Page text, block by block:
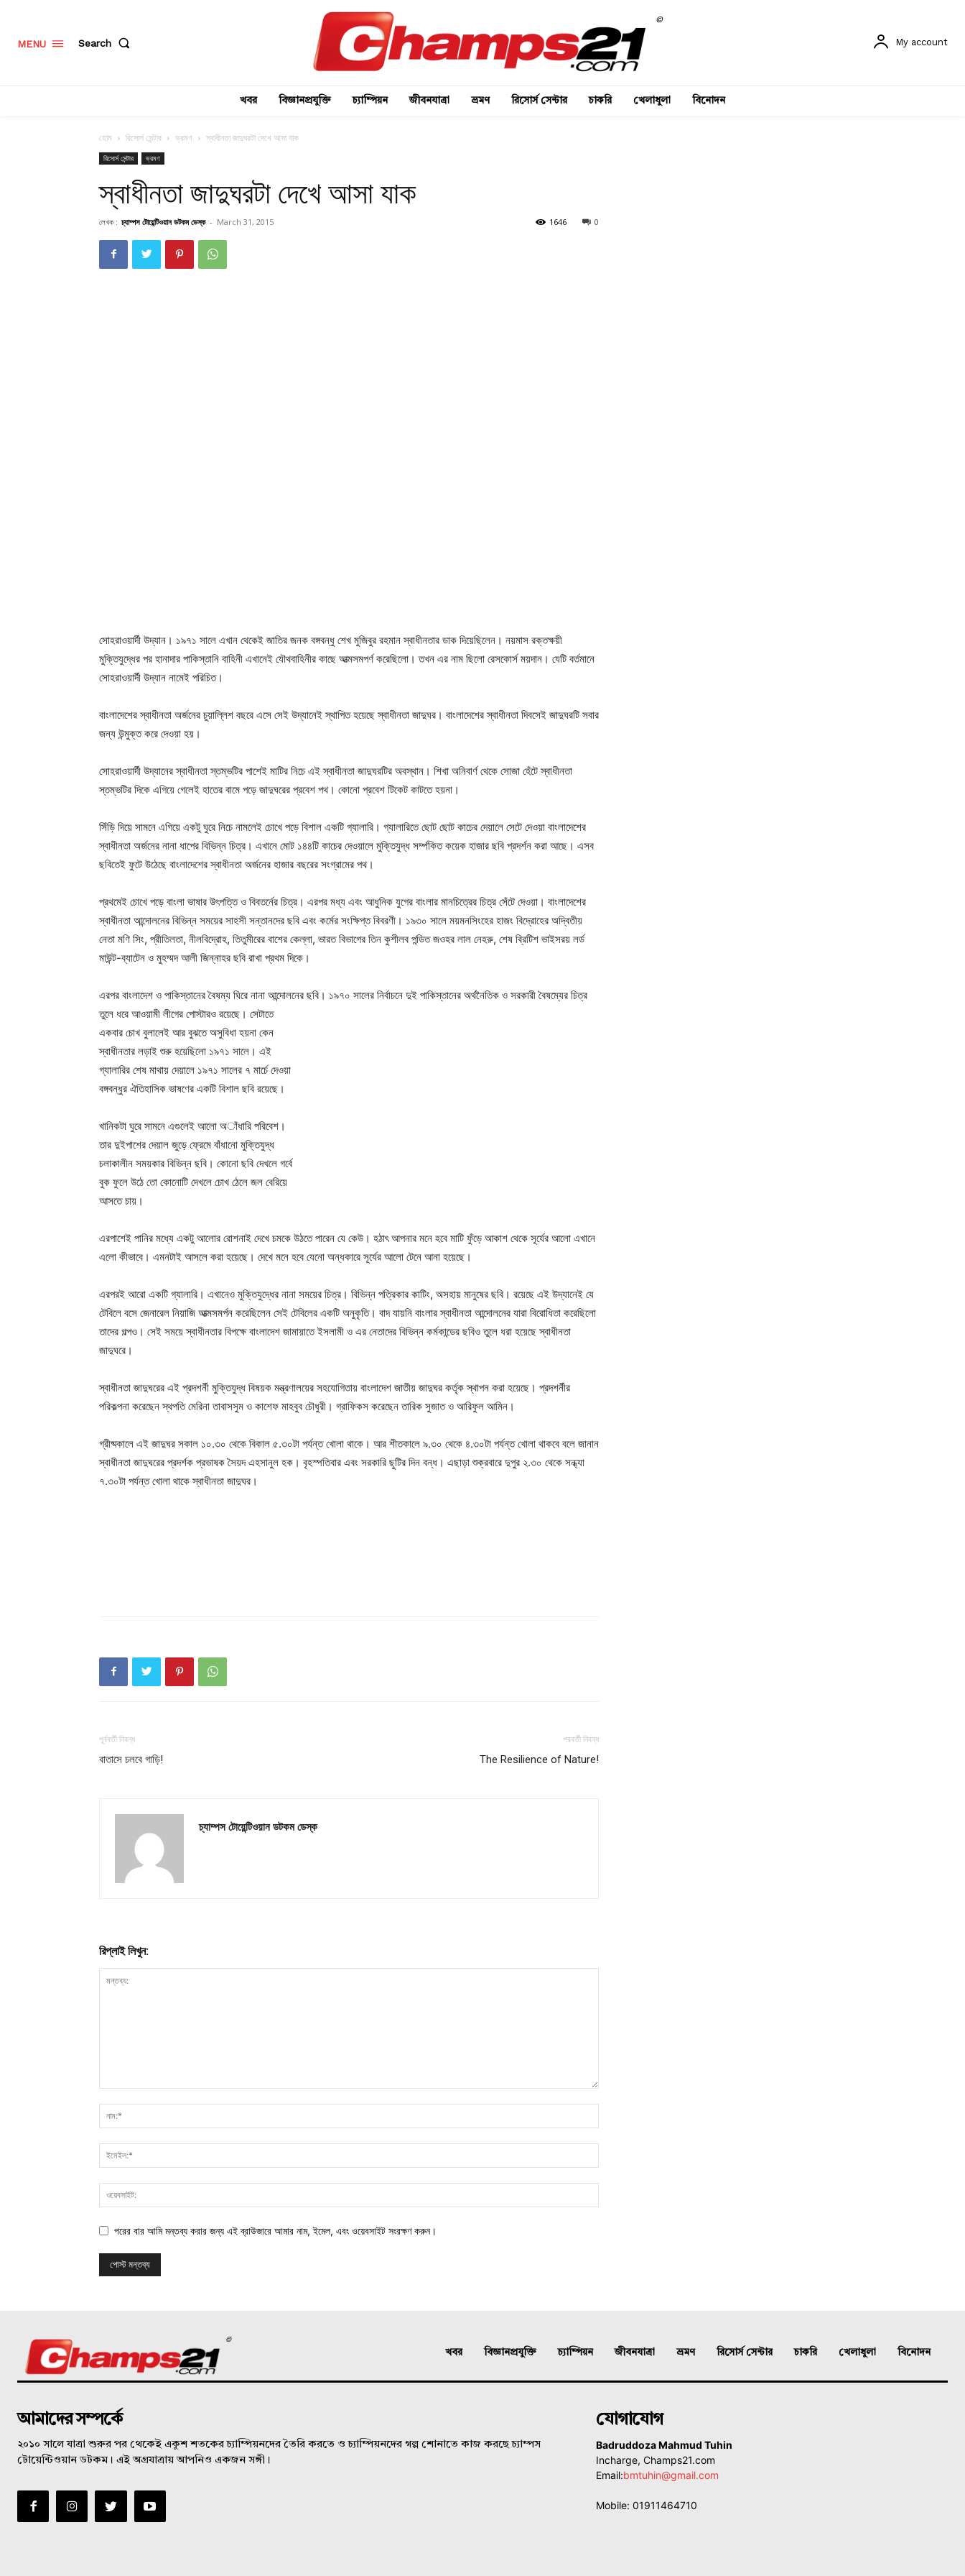
Champs21
Company
About
Contact us
Subscription Plans
MENU Search
©
My account
খবর বিজ্ঞানপ্রযুক্তি চ্যাম্পিয়ন জীবনযাত্রা ভ্রমণ রিসোর্স সেন্টার চাকরি খেলাধুলা বিনোদন
হোম রিসোর্স সেন্টার ভ্রমণ স্বাধীনতা জাদুঘরটা দেখে আসা যাক
রিসোর্স সেন্টার ভ্রমণ
স্বাধীনতা জাদুঘরটা দেখে আসা যাক
লেখক : চ্যাম্পস টোয়েন্টিওয়ান ডটকম ডেস্ক - March 31, 2015 0
1646
সোহরাওয়ার্দী উদ্যান। ১৯৭১ সালে এখান থেকেই জাতির জনক বঙ্গবন্ধু শেখ মুজিবুর রহমান স্বাধীনতার ডাক দিয়েছিলেন। নয়মাস রক্তক্ষয়ী
মুক্তিযুদ্ধের পর হানাদার পাকিস্তানি বাহিনী এখানেই যৌথবাহিনীর কাছে আত্মসমপর্ণ করেছিলো। তখন এর নাম ছিলো রেসকোর্স ময়দান। যেটি বর্তমানে
সোহরাওয়ার্দী উদ্যান নামেই পরিচিত।
বাংলাদেশের স্বাধীনতা অর্জনের চুয়াল্লিশ বছরে এসে সেই উদ্যানেই স্থাপিত হয়েছে স্বাধীনতা জাদুঘর। বাংলাদেশের স্বাধীনতা দিবসেই জাদুঘরটি সবার
জন্য উন্মুক্ত করে দেওয়া হয়।
সোহরাওয়ার্দী উদ্যানের স্বাধীনতা স্তম্ভটির পাশেই মাটির নিচে এই স্বাধীনতা জাদুঘরটির অবস্থান। শিখা অনিবার্ণ থেকে সোজা হেঁটে স্বাধীনতা
স্তম্ভটির দিকে এগিয়ে গেলেই হাতের বামে পড়ে জাদুঘরের প্রবেশ পথ। কোনো প্রবেশ টিকেট কাটতে হয়না।
সিঁড়ি দিয়ে সামনে এগিয়ে একটু ঘুরে নিচে নামলেই চোখে পড়ে বিশাল একটি গ্যালারি। গ্যালারিতে ছোট ছোট কাচের দেয়ালে সেটে দেওয়া বাংলাদেশের
স্বাধীনতা অর্জনের নানা ধাপের বিভিন্ন চিত্র। এখানে মোট ১৪৪টি কাচের দেওয়ালে মুক্তিযুদ্ধ সর্ম্পকিত কয়েক হাজার ছবি প্রদর্শন করা আছে। এসব
ছবিতেই ফুটে উঠেছে বাংলাদেশের স্বাধীনতা অর্জনের হাজার বছরের সংগ্রামের পথ।
প্রথমেই চোখে পড়ে বাংলা ভাষার উৎপত্তি ও বিবতর্নের চিত্র। এরপর মধ্য এবং আধুনিক যুগের বাংলার মানচিত্রের চিত্র সেঁটে দেওয়া। বাংলাদেশের
স্বাধীনতা আন্দোলনের বিভিন্ন সময়ের সাহসী সন্তানদের ছবি এবং কর্মের সংক্ষিপ্ত বিবরণী। ১৯৩০ সালে ময়মনসিংহের হাজং বিদ্রোহের অদ্বিতীয়
নেতা মণি সিং, প্রীতিলতা, নীলবিদ্রোহ, তিতুমীরের বাশের কেল্লা, ভারত বিভাগের তিন কুশীলব পন্ডিত জওহর লাল নেহরু, শেষ ব্রিটিশ ভাইসরয় লর্ড
মাউন্ট-ব্যাটেন ও মুহম্মদ আলী জিন্নাহর ছবি রাখা প্রথম দিকে।
এরপর বাংলাদেশ ও পাকিস্তানের বৈষম্য ঘিরে নানা আন্দোলনের ছবি। ১৯৭০ সালের নির্বাচনে দুই পাকিস্তানের অর্থনৈতিক ও সরকারীবৈষম্যের চিত্র
তুলে ধরে আওয়ামী লীগের পোস্টারও রয়েছে। সেটাতে
একবার চোখ বুলালেই আর বুঝতে অসুবিধা হয়না কেন
স্বাধীনতার লড়াই শুরু হয়েছিলো ১৯৭১ সালে। এই
গ্যালারির শেষ মাথায় দেয়ালে ১৯৭১ সালের ৭ মার্চে দেওয়া
বঙ্গবন্ধুর ঐতিহাসিক ভাষণের একটি বিশাল ছবি রয়েছে।
খানিকটা ঘুরে সামনে এগুলেই আলো অাঁধারি পরিবেশ।
তার দুইপাশের দেয়াল জুড়ে ফ্রেমে বাঁধানো মুক্তিযুদ্ধ
চলাকালীন সময়কার বিভিন্ন ছবি। কোনো ছবি দেখলে গর্বে
বুক ফুলে উঠে তো কোনোটি দেখলে চোখ ঠেলে জল বেরিয়ে
আসতে চায়।
এরপাশেই পানির মধ্যে একটু আলোর রোশনাই দেখে চমকে উঠতে পারেন যে কেউ। হঠাৎ আপনার মনে হবে মাটি ফুঁড়ে আকাশ থেকে সূর্যের আলো এখানে
এলো কীভাবে। এমনটাই আসলে করা হয়েছে। দেখে মনে হবে যেনো অন্ধকারে সূর্যের আলো টেনে আনা হয়েছে।
এরপরই আরো একটি গ্যালারি। এখানেও মুক্তিযুদ্ধের নানা সময়ের চিত্র। বিভিন্ন পত্রিকার কাটিং, অসহায় মানুষের ছবি। রয়েছে এই উদ্যানেই যে
টেবিলে বসে জেনারেল নিয়াজি আত্মসমর্পন করেছিলেন সেই টেবিলের একটি অনুকৃতি। বাদ যায়নি বাংলার স্বাধীনতা আন্দোলনের যারা বিরোধিতা করেছিলো
তাদের গল্পও। সেই সময়ে স্বাধীনতার বিপক্ষে বাংলাদেশ জামায়াতে ইসলামী ও এর নেতাদের বিভিন্ন কর্মকান্ডের ছবিও তুলে ধরা হয়েছে স্বাধীনতা
জাদুঘরে।
স্বাধীনতা জাদুঘরের এই প্রদশর্নী মুক্তিযুদ্ধ বিষয়ক মন্ত্রণালয়ের সহযোগিতায় বাংলাদেশ জাতীয় জাদুঘর কর্তৃক স্থাপন করা হয়েছে। প্রদশর্নীর
পরিকল্পনা করেছেন স্থপতি মেরিনা তাবাসসুম ও কাশেফ মাহবুব চৌধুরী। গ্রাফিকস করেছেন তারিক সুজাত ও আরিফুল আমিন।
গ্রীষ্মকালে এই জাদুঘর সকাল ১০.৩০ থেকে বিকাল ৫.৩০টা পর্যন্ত খোলা থাকে। আর শীতকালে ৯.৩০ থেকে ৪.৩০টা পর্যন্ত খোলা থাকবে বলে জানান
স্বাধীনতা জাদুঘরের প্রদর্শক প্রভাষক সৈয়দ এহসানুল হক। বৃহস্পতিবার এবং সরকারি ছুটির দিন বন্ধ। এছাড়া শুক্রবারে দুপুর ২.৩০ থেকে সন্ধ্যা
৭.৩০টা পর্যন্ত খোলা থাকে স্বাধীনতা জাদুঘর।
পূর্ববর্তী নিবন্ধ
বাতাসে চলবে গাড়ি!
পরবর্তী নিবন্ধ
The Resilience of Nature!
চ্যাম্পস টোয়েন্টিওয়ান ডটকম ডেস্ক
রিপ্লাই লিখুন:
পরের বার আমি মন্তব্য করার জন্য এই ব্রাউজারে আমার নাম, ইমেল, এবং ওয়েবসাইট সংরক্ষণ করুন।
©
খবর বিজ্ঞানপ্রযুক্তি চ্যাম্পিয়ন জীবনযাত্রা ভ্রমণ রিসোর্স সেন্টার চাকরি খেলাধুলা বিনোদন
আমাদের সম্পর্কে
২০১০ সালে যাত্রা শুরুর পর থেকেই একুশ শতকের চ্যাম্পিয়নদের তৈরি করতে ও চ্যাম্পিয়নদের গল্প শোনাতে কাজ করছে চ্যাম্পস
টোয়েন্টিওয়ান ডটকম। এই অগ্রযাত্রায় আপনিও একজন সঙ্গী।
যোগাযোগ
Badruddoza Mahmud Tuhin
Incharge, Champs21.com
Email:bmtuhin@gmail.com
Mobile: 01911464710